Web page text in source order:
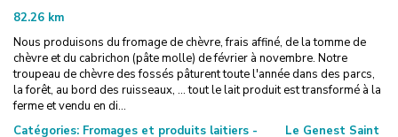
82.26 km
Nous produisons du fromage de chèvre, frais affiné, de la tomme de
chèvre et du cabrichon (pâte molle) de février à novembre. Notre
troupeau de chèvre des fossés pâturent toute l'année dans des parcs,
la forêt, au bord des ruisseaux, ... tout le lait produit est transformé à la
ferme et vendu en di...
Catégories: Fromages et produits laitiers -
Le Genest Saint